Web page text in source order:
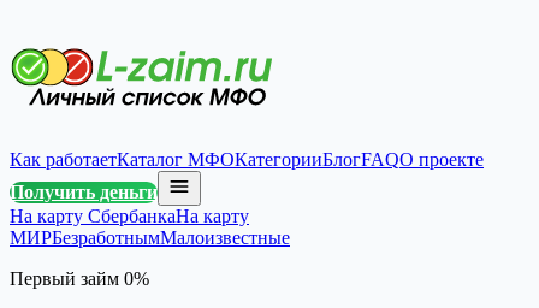
Как работаетКаталог МФОКатегорииБлогFAQО проекте
Получить деньги
На карту СбербанкаНа карту
МИРБезработнымМалоизвестные
Первый займ 0%